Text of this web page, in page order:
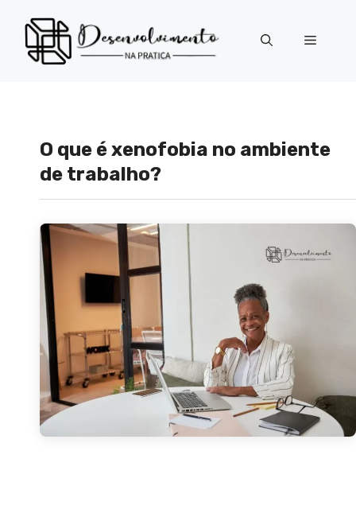
para
conteúdo
Menu
O que é xenofobia no ambiente
de trabalho?